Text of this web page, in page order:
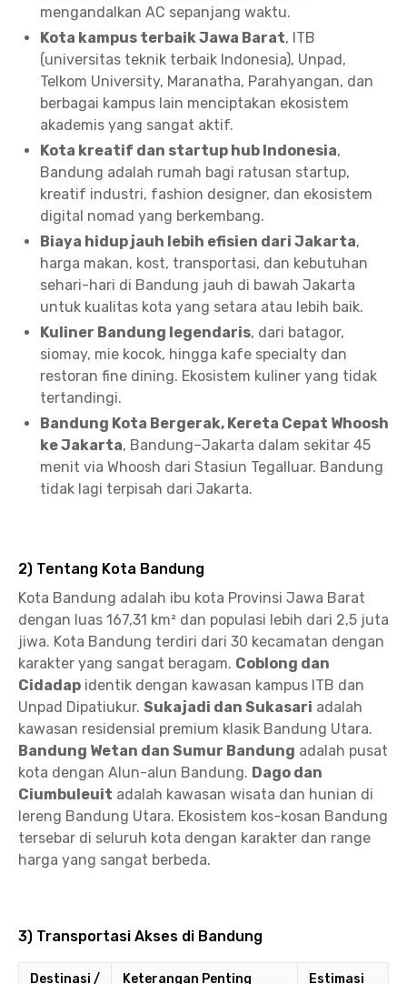
mengandalkan AC sepanjang waktu.
Kota kampus terbaik Jawa Barat, ITB
(universitas teknik terbaik Indonesia), Unpad,
Telkom University, Maranatha, Parahyangan, dan
berbagai kampus lain menciptakan ekosistem
akademis yang sangat aktif.
Kota kreatif dan startup hub Indonesia,
Bandung adalah rumah bagi ratusan startup,
kreatif industri, fashion designer, dan ekosistem
digital nomad yang berkembang.
Biaya hidup jauh lebih efisien dari Jakarta,
harga makan, kost, transportasi, dan kebutuhan
sehari-hari di Bandung jauh di bawah Jakarta
untuk kualitas kota yang setara atau lebih baik.
Kuliner Bandung legendaris, dari batagor,
siomay, mie kocok, hingga kafe specialty dan
restoran fine dining. Ekosistem kuliner yang tidak
tertandingi.
Bandung Kota Bergerak, Kereta Cepat Whoosh
ke Jakarta, Bandung–Jakarta dalam sekitar 45
menit via Whoosh dari Stasiun Tegalluar. Bandung
tidak lagi terpisah dari Jakarta.
2) Tentang Kota Bandung
Kota Bandung adalah ibu kota Provinsi Jawa Barat
dengan luas 167,31 km² dan populasi lebih dari 2,5 juta
jiwa. Kota Bandung terdiri dari 30 kecamatan dengan
karakter yang sangat beragam. Coblong dan
Cidadap identik dengan kawasan kampus ITB dan
Unpad Dipatiukur. Sukajadi dan Sukasari adalah
kawasan residensial premium klasik Bandung Utara.
Bandung Wetan dan Sumur Bandung adalah pusat
kota dengan Alun-alun Bandung. Dago dan
Ciumbuleuit adalah kawasan wisata dan hunian di
lereng Bandung Utara. Ekosistem kos-kosan Bandung
tersebar di seluruh kota dengan karakter dan range
harga yang sangat berbeda.
3) Transportasi Akses di Bandung
Destinasi / Keterangan Penting Estimasi